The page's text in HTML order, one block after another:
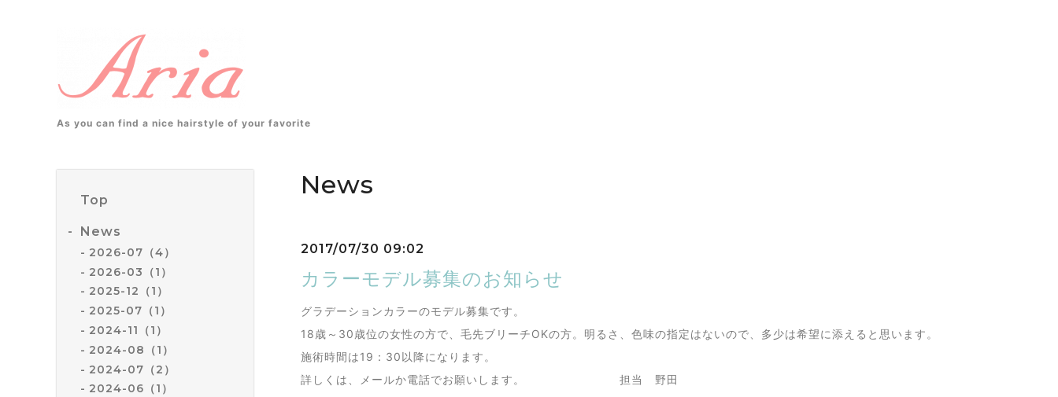
As you can find a nice hairstyle of your favorite
Top
News
2026-07（4）
2026-03（1）
2025-12（1）
2025-07（1）
2024-11（1）
2024-08（1）
2024-07（2）
2024-06（1）
News
2017/07/30 09:02
カラーモデル募集のお知らせ
グラデーションカラーのモデル募集です。
18歳～30歳位の女性の方で、毛先ブリーチOKの方。明るさ、色味の指定はないので、多少は希望に添えると思います。
施術時間は19：30以降になります。
詳しくは、メールか電話でお願いします。 担当 野田